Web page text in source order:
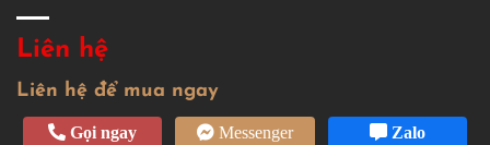
Liên hệ
Liên hệ để mua ngay
Gọi ngay
Messenger
Zalo